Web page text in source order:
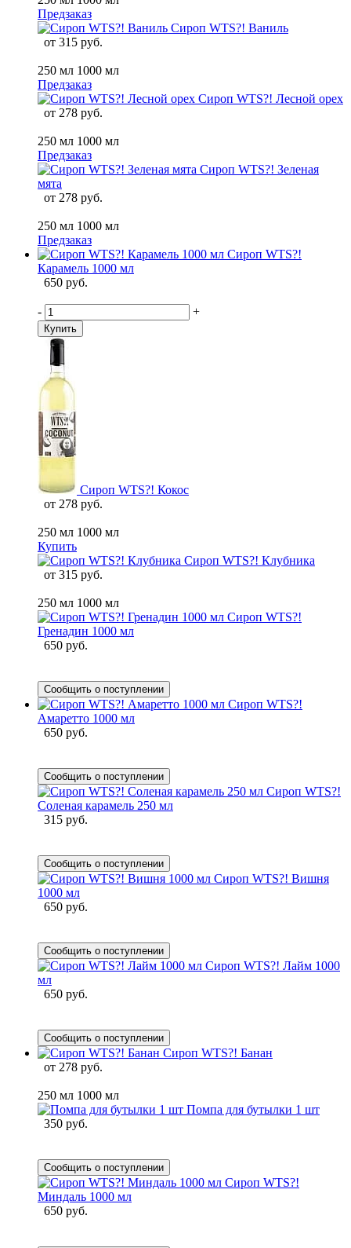
Предзаказ
Сироп WTS?! Ваниль
от 315 руб.
250 мл 1000 мл
Предзаказ
Сироп WTS?! Лесной орех
от 278 руб.
250 мл 1000 мл
Предзаказ
Сироп WTS?! Зеленая
мята
от 278 руб.
250 мл 1000 мл
Предзаказ
Сироп WTS?!
Карамель 1000 мл
650 руб.
- +
Купить
Сироп WTS?! Кокос
от 278 руб.
250 мл 1000 мл
Купить
Сироп WTS?! Клубника
от 315 руб.
250 мл 1000 мл
Сироп WTS?!
Гренадин 1000 мл
650 руб.
Сообщить о поступлении
Сироп WTS?!
Амаретто 1000 мл
650 руб.
Сообщить о поступлении
Сироп WTS?!
Соленая карамель 250 мл
315 руб.
Сообщить о поступлении
Сироп WTS?! Вишня
1000 мл
650 руб.
Сообщить о поступлении
Сироп WTS?! Лайм 1000
мл
650 руб.
Сообщить о поступлении
Сироп WTS?! Банан
от 278 руб.
250 мл 1000 мл
Помпа для бутылки 1 шт
350 руб.
Сообщить о поступлении
Сироп WTS?!
Миндаль 1000 мл
650 руб.